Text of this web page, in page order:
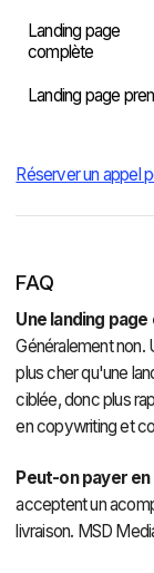
Landing page
complète
Landing page
Réserver un appel
FAQ
Une landing
Généralement
plus cher qu'une
ciblée, donc plus
en copywriting et
Peut-on payer
acceptent un
livraison. MSD